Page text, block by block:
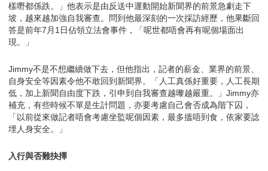
樣嘢都係跌。」他表示是由反送中運動開始新聞界的前景急劇走下
坡，越來越加強自我審查。問到他最深刻的一次採訪經歷，他果斷回
答是前年7月1日佔領立法會事件，「呢世都唔會再有呢個場面出
現。」
Jimmy不是不想繼續做下去，但他指出，記者的薪金、業界的前景、
自身安全等因素令他不敢回到新聞界。「人工真係好重要，人工長期
低，加上新聞自由度下跌，引申到自我審查越嚟越嚴重。」Jimmy亦
補充，有些時候不單是生計問題，亦要考慮自己會否成為階下囚，
「以前從來做記者唔會考慮坐監呢個因素，最多搵唔到食，依家要諗
埋人身安全。」
入行與否難抉擇